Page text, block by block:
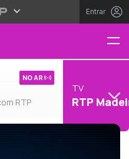
Entrar
RTP
NO AR
TV
RTP